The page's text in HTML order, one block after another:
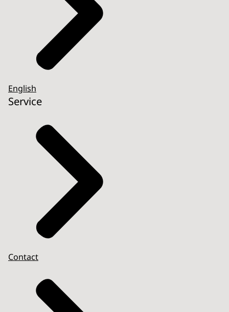
English
Service
Contact